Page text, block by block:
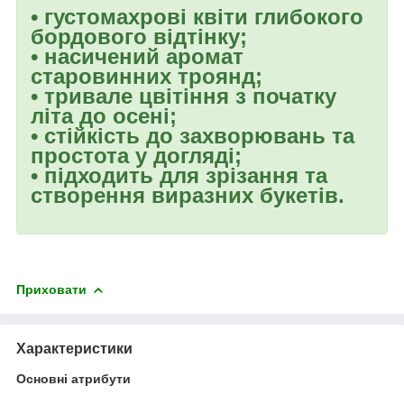
• густомахрові квіти глибокого
бордового відтінку;
• насичений аромат
старовинних троянд;
• тривале цвітіння з початку
літа до осені;
• стійкість до захворювань та
простота у догляді;
• підходить для зрізання та
створення виразних букетів.
Приховати
Характеристики
Основні атрибути